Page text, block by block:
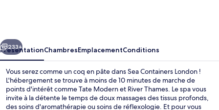
Suivant
233+
PrésentationChambresEmplacementConditions
Vous serez comme un coq en pâte dans Sea Containers London !
L'hébergement se trouve à moins de 10 minutes de marche de
points d'intérêt comme Tate Modern et River Thames. Le spa vous
invite à la détente le temps de doux massages des tissus profonds,
des soins d'aromathérapie ou soins de réflexologie. Et pour vous